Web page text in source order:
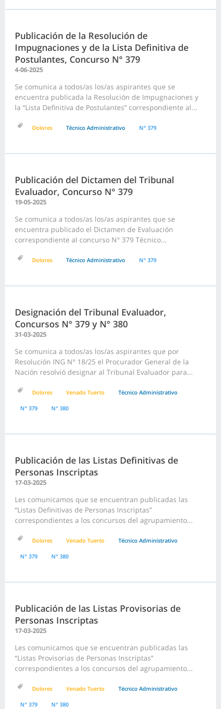
Publicación de la Resolución de
Impugnaciones y de la Lista Definitiva de
Postulantes, Concurso N° 379
4-06-2025
Se comunica a todos/as los/as aspirantes que se
encuentra publicada la Resolución de Impugnaciones y
la “Lista Definitiva de Postulantes” correspondiente al...
Dolores Técnico Administrativo N° 379
Publicación del Dictamen del Tribunal
Evaluador, Concurso N° 379
19-05-2025
Se comunica a todos/as los/as aspirantes que se
encuentra publicado el Dictamen de Evaluación
correspondiente al concurso N° 379 Técnico...
Dolores Técnico Administrativo N° 379
Designación del Tribunal Evaluador,
Concursos N° 379 y N° 380
31-03-2025
Se comunica a todos/as los/as aspirantes que por
Resolución ING N° 18/25 el Procurador General de la
Nación resolvió designar al Tribunal Evaluador para...
Dolores Venado Tuerto Técnico Administrativo
N° 379 N° 380
Publicación de las Listas Definitivas de
Personas Inscriptas
17-03-2025
Les comunicamos que se encuentran publicadas las
“Listas Definitivas de Personas Inscriptas”
correspondientes a los concursos del agrupamiento...
Dolores Venado Tuerto Técnico Administrativo
N° 379 N° 380
Publicación de las Listas Provisorias de
Personas Inscriptas
17-03-2025
Les comunicamos que se encuentran publicadas las
“Listas Provisorias de Personas Inscriptas”
correspondientes a los concursos del agrupamiento...
Dolores Venado Tuerto Técnico Administrativo
N° 379 N° 380